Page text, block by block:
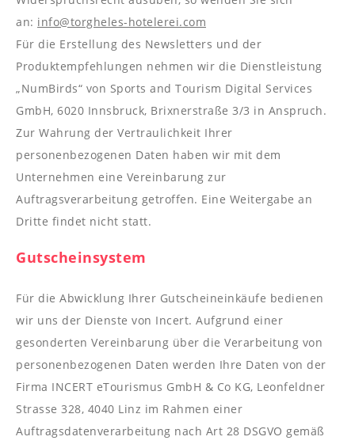
an: info@torgheles-hotelerei.com
Für die Erstellung des Newsletters und der
Produktempfehlungen nehmen wir die Dienstleistung
„NumBirds“ von Sports and Tourism Digital Services
GmbH, 6020 Innsbruck, Brixnerstraße 3/3 in Anspruch.
Zur Wahrung der Vertraulichkeit Ihrer
personenbezogenen Daten haben wir mit dem
Unternehmen eine Vereinbarung zur
Auftragsverarbeitung getroffen. Eine Weitergabe an
Dritte findet nicht statt.
Gutscheinsystem
Für die Abwicklung Ihrer Gutscheineinkäufe bedienen
wir uns der Dienste von Incert. Aufgrund einer
gesonderten Vereinbarung über die Verarbeitung von
personenbezogenen Daten werden Ihre Daten von der
Firma INCERT eTourismus GmbH & Co KG, Leonfeldner
Strasse 328, 4040 Linz im Rahmen einer
Auftragsdatenverarbeitung nach Art 28 DSGVO gemäß